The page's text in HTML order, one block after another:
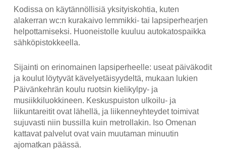
Kodissa on käytännöllisiä yksityiskohtia, kuten
alakerran wc:n kurakaivo lemmikki- tai lapsiperhearjen
helpottamiseksi. Huoneistolle kuuluu autokatospaikka
sähköpistokkeella.
Sijainti on erinomainen lapsiperheelle: useat päiväkodit
ja koulut löytyvät kävelyetäisyydeltä, mukaan lukien
Päivänkehrän koulu ruotsin kielikylpy- ja
musiikkiluokkineen. Keskuspuiston ulkoilu- ja
liikuntareitit ovat lähellä, ja liikenneyhteydet toimivat
sujuvasti niin bussilla kuin metrollakin. Iso Omenan
kattavat palvelut ovat vain muutaman minuutin
ajomatkan päässä.